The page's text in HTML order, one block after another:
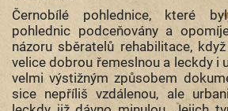
Černobílé pohlednice, které
pohlednic podceňovány a
názoru sběratelů rehabilitace,
velice dobrou řemeslnou a leckdy i
velmi výstižným způsobem
sice nepříliš vzdálenou, ale